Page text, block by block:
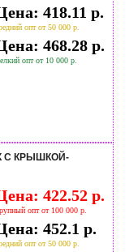
418.11 р.
опт от 50 000 р.
468.28 р.
опт от 10 000 р.
С КРЫШКОЙ-
422.52 р.
опт от 100 000 р.
452.1 р.
опт от 50 000 р.